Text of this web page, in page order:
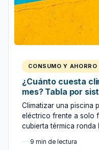
CONSUMO Y AHORRO
¿Cuánto cuesta
mes? Tabla por
Climatizar una piscina
eléctrico frente a solo
cubierta térmica ronda
9 min de lectura